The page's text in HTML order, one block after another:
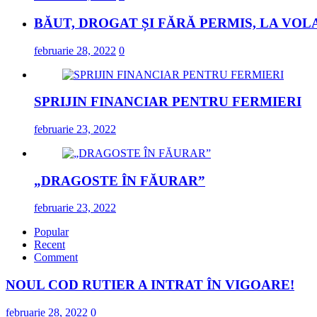
BĂUT, DROGAT ȘI FĂRĂ PERMIS, LA
februarie 28, 2022 0
SPRIJIN FINANCIAR PENTRU FERMIERI
februarie 23, 2022
„DRAGOSTE ÎN FĂURAR”
februarie 23, 2022
Popular
Recent
Comment
NOUL COD RUTIER A INTRAT ÎN VIGOARE!
februarie 28, 2022 0